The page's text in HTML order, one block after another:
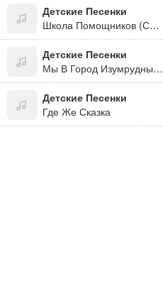
Детские Песенки
Школа Помощников (Сто Улыбок)
Детские Песенки
Мы В Город Изумрудный Идём Дорогой Трудной...
Детские Песенки
Где Же Сказка